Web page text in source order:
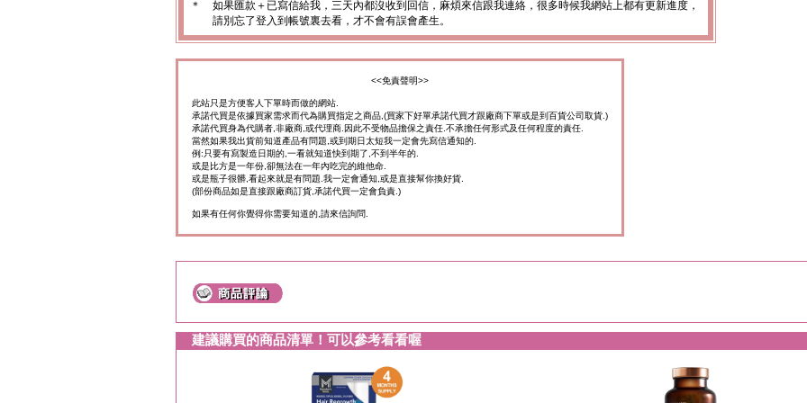
＊
如果匯款＋已寫信給我，三天內都沒收到回信，麻煩來信跟我連絡，很多時候我網站上都有更新進度，
請別忘了登入到帳號裏去看，才不會有誤會產生。
<<免責聲明>>
此站只是方便客人下單時而做的網站.
承諾代買是依據買家需求而代為購買指定之商品,(買家下好單承諾代買才跟廠商下單或是到百貨公司取貨.)
承諾代買身為代購者,非廠商,或代理商.因此不受物品擔保之責任.不承擔任何形式及任何程度的責任.
當然如果我出貨前知道產品有問題,或到期日太短我一定會先寫信通知的.
例:只要有寫製造日期的,一看就知道快到期了,不到半年的.
或是比方是一年份,卻無法在一年內吃完的維他命.
或是瓶子很髒,看起來就是有問題.我一定會通知,或是直接幫你換好貨.
(部份商品如是直接跟廠商訂貨,承諾代買一定會負責.)
如果有任何你覺得你需要知道的,請來信詢問.
建議購買的商品清單！可以參考看看喔